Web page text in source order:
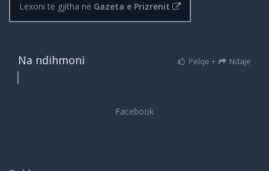
Lexoni të gjitha në Gazeta e Prizrenit
Na ndihmoni Pëlqe + Ndaje